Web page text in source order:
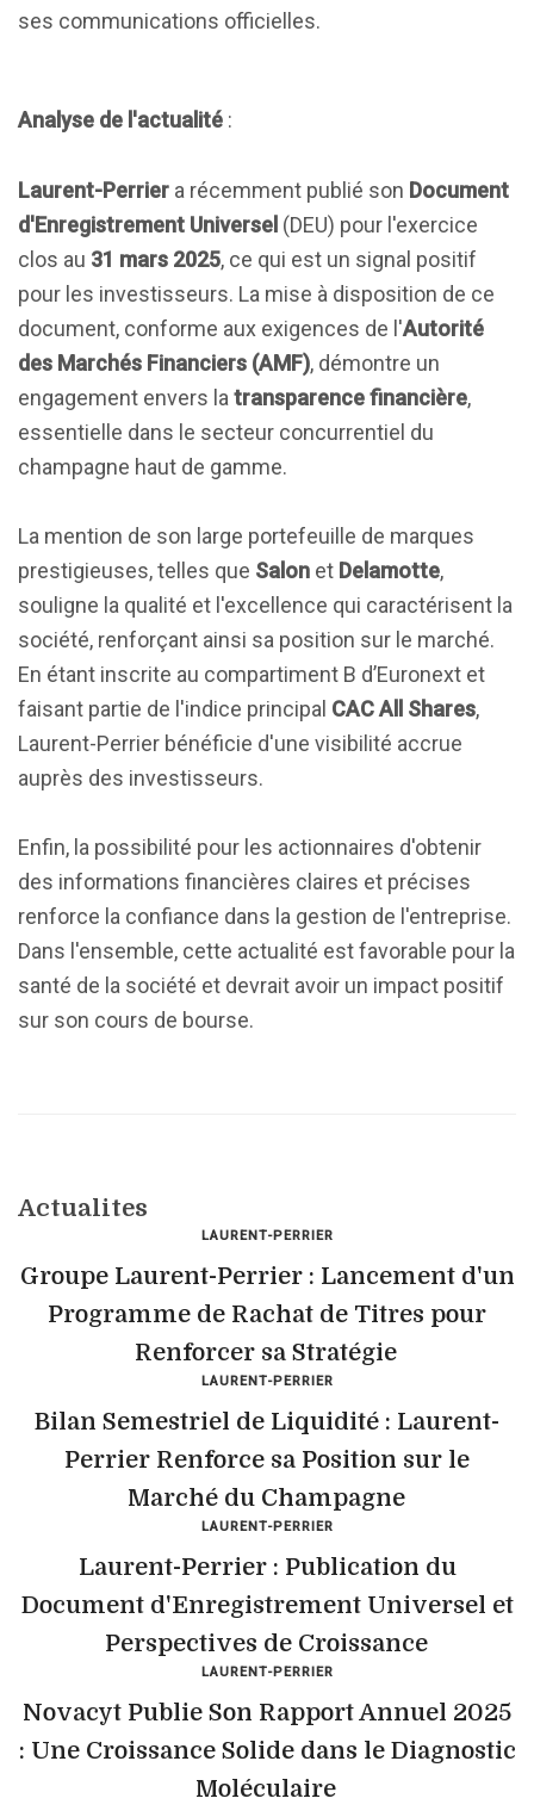
ses communications officielles.
Analyse de l'actualité :
Laurent-Perrier a récemment publié son Document
d'Enregistrement Universel (DEU) pour l'exercice
clos au 31 mars 2025, ce qui est un signal positif
pour les investisseurs. La mise à disposition de ce
document, conforme aux exigences de l'Autorité
des Marchés Financiers (AMF), démontre un
engagement envers la transparence financière,
essentielle dans le secteur concurrentiel du
champagne haut de gamme.
La mention de son large portefeuille de marques
prestigieuses, telles que Salon et Delamotte,
souligne la qualité et l'excellence qui caractérisent la
société, renforçant ainsi sa position sur le marché.
En étant inscrite au compartiment B d’Euronext et
faisant partie de l'indice principal CAC All Shares,
Laurent-Perrier bénéficie d'une visibilité accrue
auprès des investisseurs.
Enfin, la possibilité pour les actionnaires d'obtenir
des informations financières claires et précises
renforce la confiance dans la gestion de l'entreprise.
Dans l'ensemble, cette actualité est favorable pour la
santé de la société et devrait avoir un impact positif
sur son cours de bourse.
Actualites
LAURENT-PERRIER
Groupe Laurent-Perrier : Lancement d'un
Programme de Rachat de Titres pour
Renforcer sa Stratégie
LAURENT-PERRIER
Bilan Semestriel de Liquidité : Laurent-
Perrier Renforce sa Position sur le
Marché du Champagne
LAURENT-PERRIER
Laurent-Perrier : Publication du
Document d'Enregistrement Universel et
Perspectives de Croissance
LAURENT-PERRIER
Novacyt Publie Son Rapport Annuel 2025
: Une Croissance Solide dans le Diagnostic
Moléculaire